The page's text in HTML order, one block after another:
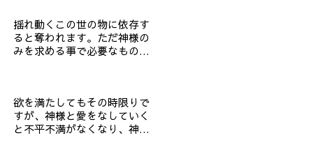
揺れ動くこの世の物に依存す
ると奪われます。ただ神様の
みを求める事で必要なものは
欲を満たしてもその時限りで
すが、神様と愛をなしていく
と不平不満がなくなり、神様